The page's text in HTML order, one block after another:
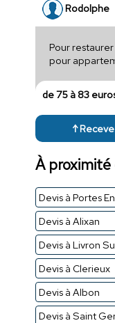
Rodolphe
Pour
pour
de 75 à 83
↑
À proximité
Devis à Portes
Devis à Alixan
Devis à Livron
Devis à Clerieux
Devis à Albon
Devis à Saint